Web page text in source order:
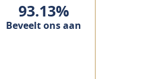
93.13%
Beveelt ons aan